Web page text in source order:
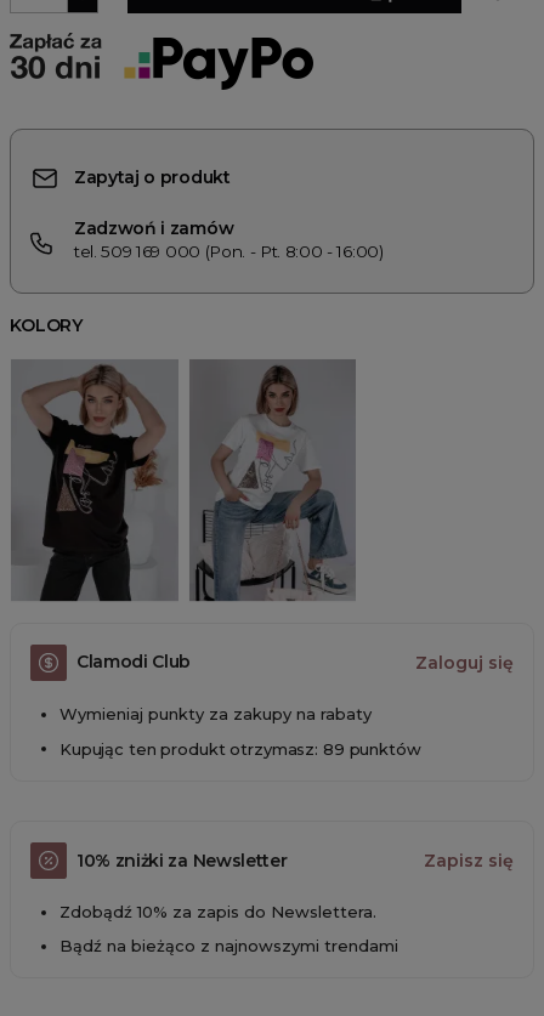
Zapytaj o produkt
Zadzwoń i zamów
tel. 509 169 000 (Pon. - Pt. 8:00 - 16:00)
KOLORY
Clamodi Club Zaloguj się
Wymieniaj punkty za zakupy na rabaty
Kupując ten produkt otrzymasz: 89 punktów
10% zniżki za Newsletter Zapisz się
Zdobądź 10% za zapis do Newslettera.
Bądź na bieżąco z najnowszymi trendami